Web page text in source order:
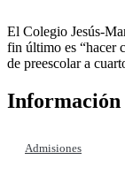
El Colegio Jesús-
fin último es “hacer
de preescolar a
Información
Admisiones